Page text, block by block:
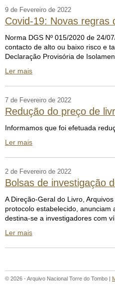
9 de Fevereiro de 2022
Covid-19: Novas regras
Norma DGS Nº 015/2020 de 24/
contacto de alto ou baixo risco e
Declaração Provisória de
Ler mais
7 de Fevereiro de 2022
Redução do preço de
Informamos que foi efetuada
Ler mais
2 de Fevereiro de 2022
Bolsas de investigação
A Direção-Geral do Livro,
protocolo estabelecido,
destina-se a investigadores com
Ler mais
© 2026 - Arquivo Nacional Torre do Tombo |